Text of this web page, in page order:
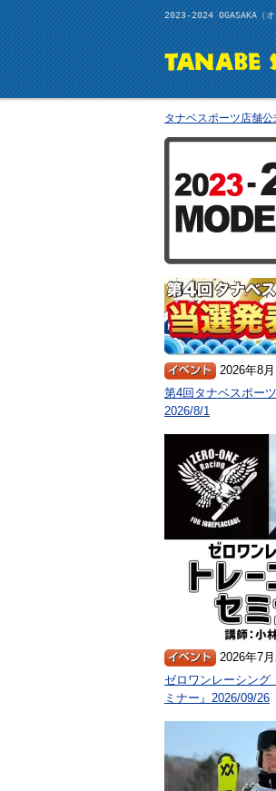
2023-2024 OGASAKA（
タナベスポーツ店舗
2026年8月
第4回タナベスポー
2026/8/1
2026年7月
ゼロワンレーシング
ミナー』2026/09/26